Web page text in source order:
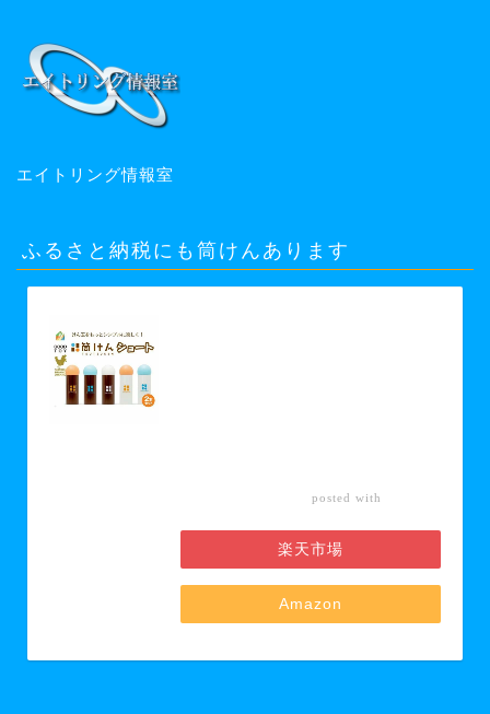
エイトリング情報室
ふるさと納税にも筒けんあります
posted with
楽天市場
Amazon